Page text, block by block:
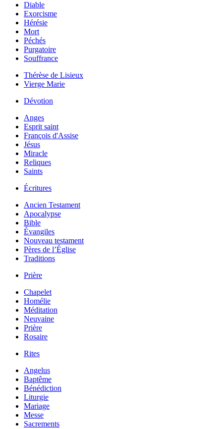
Diable
Exorcisme
Hérésie
Mort
Péchés
Purgatoire
Souffrance
Thérèse de Lisieux
Vierge Marie
Dévotion
Anges
Esprit saint
François d'Assise
Jésus
Miracle
Reliques
Saints
Écritures
Ancien Testament
Apocalypse
Bible
Évangiles
Nouveau testament
Pères de l’Église
Traditions
Prière
Chapelet
Homélie
Méditation
Neuvaine
Prière
Rosaire
Rites
Angelus
Baptême
Bénédiction
Liturgie
Mariage
Messe
Sacrements